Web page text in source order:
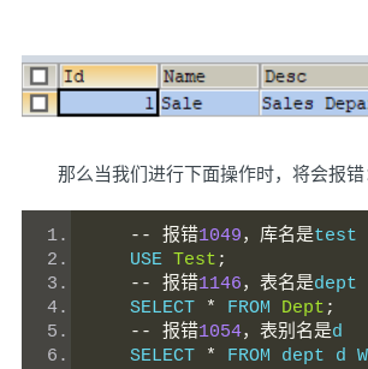
那么当我们进行下面操作时，将会
-- 报错1049，库名是test
USE Test ;
--
报错1146，表名是dept
SELECT
* FROM Dept ;
--
报错1054，表别名是d
SELECT
*
FROM dept d